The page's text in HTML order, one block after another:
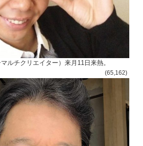
ルチクリエイター）来月11日来熱。
(65,162)